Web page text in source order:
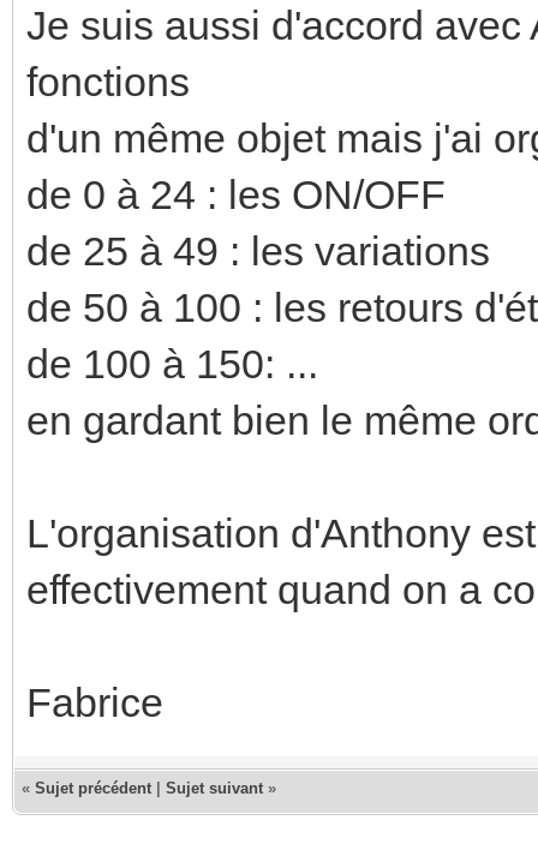
Je suis aussi d'accord
fonctions
d'un même objet mais j'ai
de 0 à 24 : les ON/OFF
de 25 à 49 : les variations
de 50 à 100 : les retours
de 100 à 150: ...
en gardant bien le même
L'organisation d'Anthony
effectivement quand on a
Fabrice
« Sujet précédent Sujet suivant »